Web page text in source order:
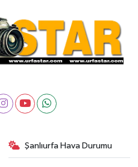
Şanlıurfa Hava Durumu